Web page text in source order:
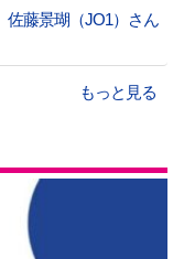
佐藤景瑚（JO1）さん
もっと見る